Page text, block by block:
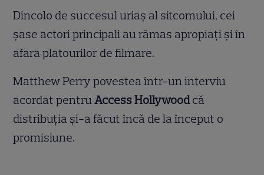
Dincolo de succesul uriaș al sitcomului, cei
șase actori principali au rămas apropiați și în
afara platourilor de filmare.
Matthew Perry povestea într-un interviu
acordat pentruAccess Hollywoodcă
distribuția și-a făcut încă de la început o
promisiune.